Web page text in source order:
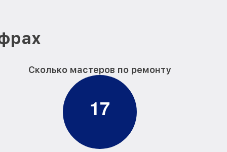
Сколько мастеров по ремонту
17